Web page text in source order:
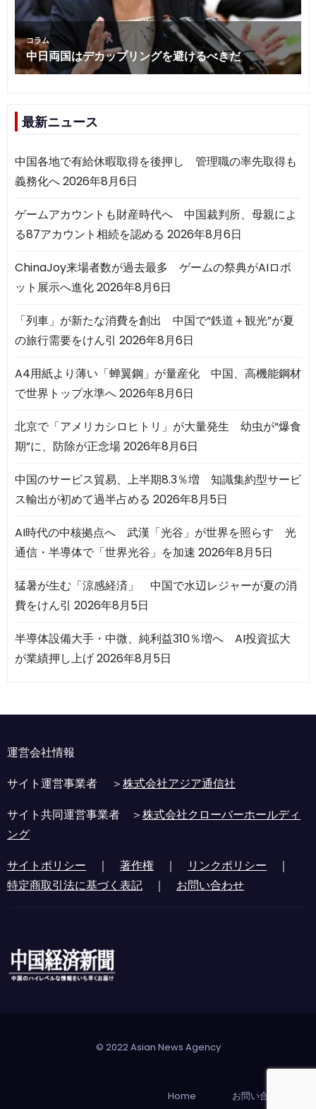
最新ニュース
中国各地で有給休暇取得を後押し 管理職の率先取得も
義務化へ2026年8月6日
ゲームアカウントも財産時代へ 中国裁判所、母親によ
る87アカウント相続を認める 2026年8月6日
ChinaJoy来場者数が過去最多 ゲームの祭典がAIロボ
ット展示へ進化2026年8月6日
「列車」が新たな消費を創出 中国で“鉄道＋観光”が夏
の旅行需要をけん引 2026年8月6日
A4用紙より薄い「蝉翼鋼」が量産化 中国、高機能鋼材
で世界トップ水準へ2026年8月6日
北京で「アメリカシロヒトリ」が大量発生 幼虫が“爆食
期”に、防除が正念場2026年8月6日
中国のサービス貿易、上半期8.3％増 知識集約型サービ
ス輸出が初めて過半占める 2026年8月5日
AI時代の中核拠点へ 武漢「光谷」が世界を照らす 光
通信・半導体で「世界光谷」を加速 2026年8月5日
猛暑が生む「涼感経済」 中国で水辺レジャーが夏の消
費をけん引 2026年8月5日
半導体設備大手・中微、純利益310％増へ AI投資拡大
が業績押し上げ2026年8月5日
運営会社情報
サイト運営事業者 ＞株式会社アジア通信社
サイト共同運営事業者 ＞株式会社クローバーホールディ
ング
サイトポリシー ｜ 著作権 ｜ リンクポリシー ｜
特定商取引法に基づく表記 ｜ お問い合わせ
© 2022 Asian News Agency
Home お問い合わせ